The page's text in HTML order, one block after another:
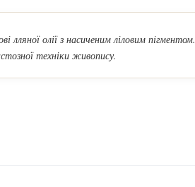
лляної олії з насиченим ліловим пігментом.
техніки живопису.